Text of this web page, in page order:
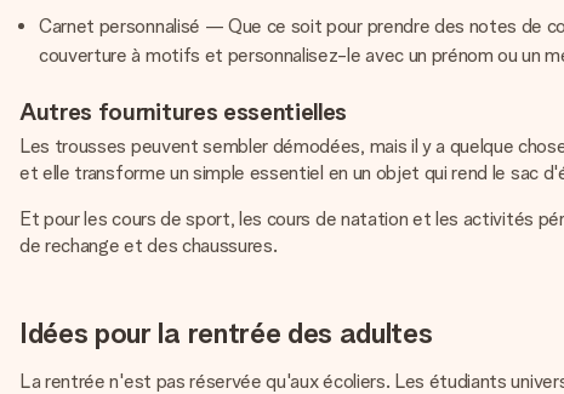
Carnet personnalisé — Que ce soit pour prendre des notes de
couverture à motifs et personnalisez-le avec un prénom ou un
Autres fournitures essentielles
Les trousses peuvent sembler démodées, mais il y a quelque
et elle transforme un simple essentiel en un objet qui rend le sac
Et pour les cours de sport, les cours de natation et les activités
de rechange et des chaussures.
Idées pour la rentrée des adultes
La rentrée n'est pas réservée qu'aux écoliers. Les étudiants